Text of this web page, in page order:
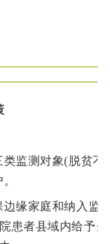
监测对象(脱贫不
缘家庭和纳入监
患者县域内给予